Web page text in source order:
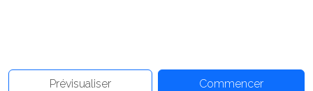
Prévisualiser Commencer